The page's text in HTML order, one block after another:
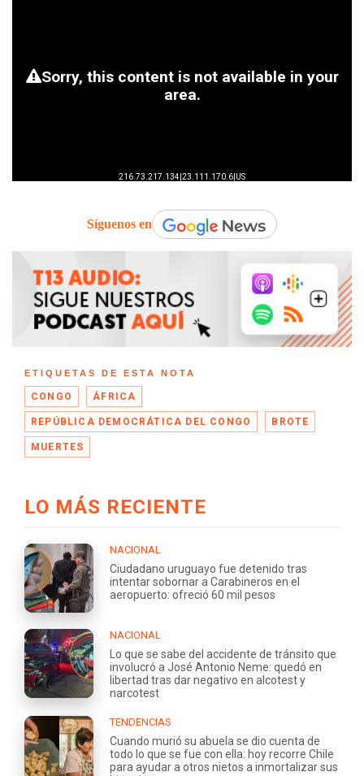
Síguenos en
ETIQUETAS DE ESTA NOTA
CONGO ÁFRICA
REPÚBLICA DEMOCRÁTICA DEL CONGO BROTE
MUERTES
LO MÁS RECIENTE
NACIONAL
Ciudadano uruguayo fue detenido tras
intentar sobornar a Carabineros en el
aeropuerto: ofreció 60 mil pesos
NACIONAL
Lo que se sabe del accidente de tránsito que
involucró a José Antonio Neme: quedó en
libertad tras dar negativo en alcotest y
narcotest
TENDENCIAS
Cuando murió su abuela se dio cuenta de
todo lo que se fue con ella: hoy recorre Chile
para ayudar a otros nietos a inmortalizar sus